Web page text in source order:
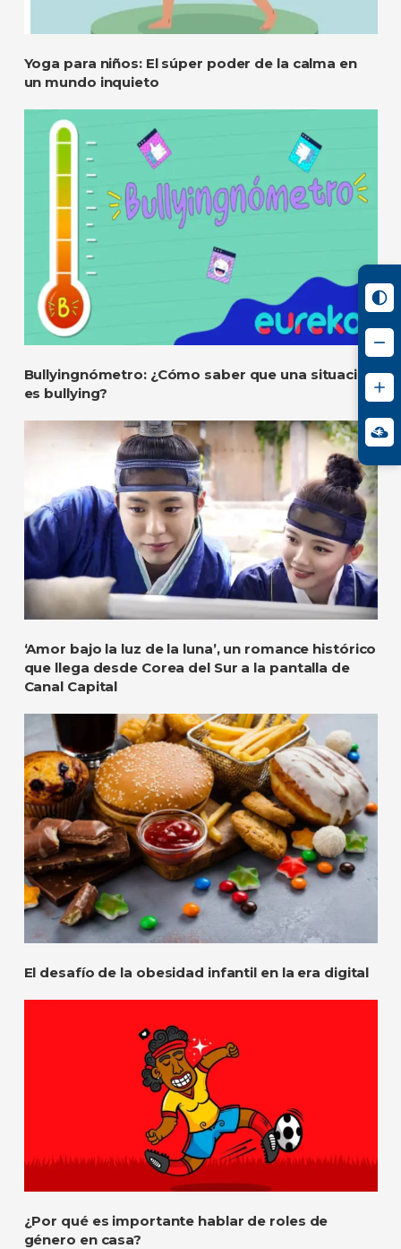
Yoga para niños: El súper poder de la calma en
un mundo inquieto
Bullyingnómetro: ¿Cómo saber que una situación
es bullying?
‘Amor bajo la luz de la luna’, un romance histórico
que llega desde Corea del Sur a la pantalla de
Canal Capital
El desafío de la obesidad infantil en la era digital
¿Por qué es importante hablar de roles de
género en casa?